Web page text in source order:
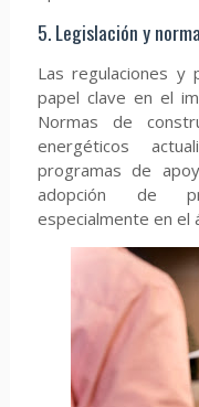
5. Legislación y
Las regulaciones y
papel clave en el
Normas de
energéticos
programas de
adopción de
especialmente en el